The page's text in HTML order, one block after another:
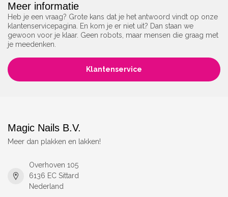
Meer informatie
Heb je een vraag? Grote kans dat je het antwoord vindt op onze
klantenservicepagina. En kom je er niet uit? Dan staan we
gewoon voor je klaar. Geen robots, maar mensen die graag met
je meedenken.
Klantenservice
Magic Nails B.V.
Meer dan plakken en lakken!
Overhoven 105
6136 EC Sittard
Nederland